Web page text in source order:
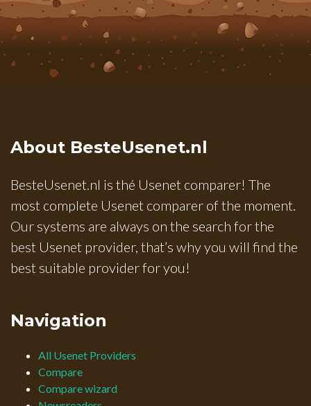
About BesteUsenet.nl
BesteUsenet.nl is thé Usenet comparer! The
most complete Usenet comparer of the moment.
Our systems are always on the search for the
best Usenet provider, that’s why you will find the
best suitable provider for you!
Navigation
All Usenet Providers
Compare
Compare wizard